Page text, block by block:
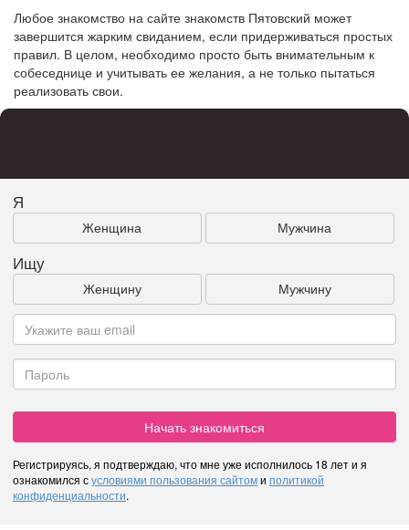
Любое знакомство на сайте знакомств Пятовский может
завершится жарким свиданием, если придерживаться простых
правил. В целом, необходимо просто быть внимательным к
собеседнице и учитывать ее желания, а не только пытаться
реализовать свои.
Я
Женщина Мужчина
Ищу
Женщину Мужчину
Начать знакомиться
Регистрируясь, я подтверждаю, что мне уже исполнилось 18 лет и я
ознакомился сусловиями пользования сайтоми политикой
конфиденциальности.